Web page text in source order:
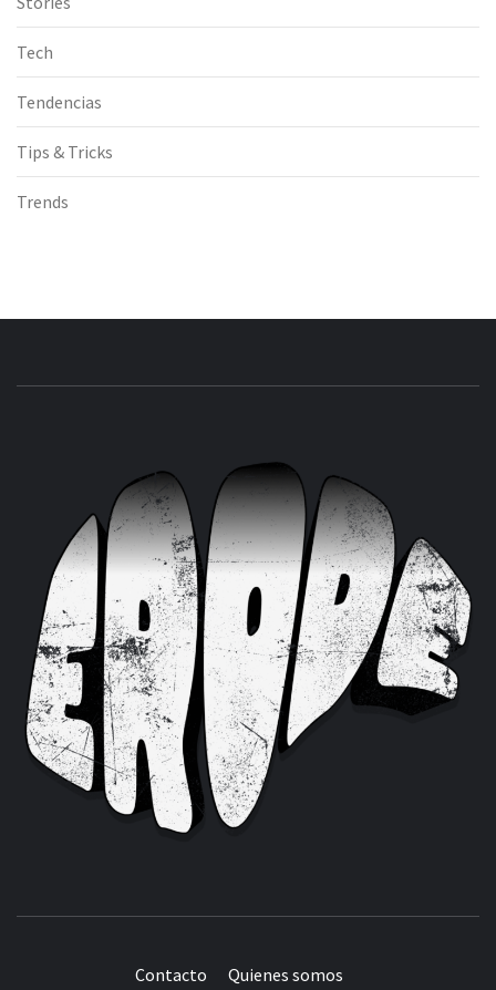
Tech
Tendencias
Tips & Tricks
Trends
Contacto Quienes somos